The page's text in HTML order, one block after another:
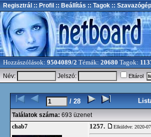
Regisztrál :: Profil :: Beállítás :: Tagok :: Szavazógép
Hozzászólások: 9504089/2 Témák: 20680 Tagok:
Név:
Jelszó: Eltárol
/ 28
Találatok száma: 693 üzenet
chab7 1257. Elküldve: 2020-